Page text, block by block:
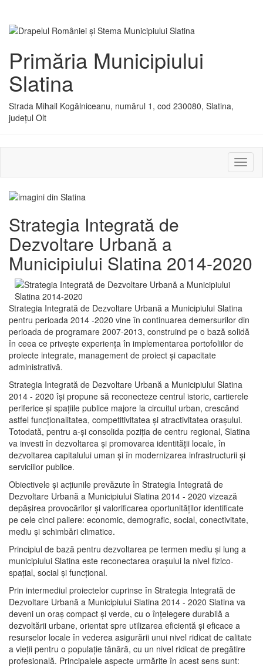
Primăria Municipiului
Slatina
Strada Mihail Kogălniceanu, numărul 1, cod 230080, Slatina,
județul Olt
sau
Strategia Integrată de
Dezvoltare Urbană a
Municipiului Slatina 2014-2020
Strategia Integrată de Dezvoltare Urbană a Municipiului Slatina
pentru perioada 2014 -2020 vine în continuarea demersurilor din
perioada de programare 2007-2013, construind pe o bază solidă
în ceea ce priveşte experienţa în implementarea portofoliilor de
proiecte integrate, management de proiect și capacitate
administrativă.
Strategia Integrată de Dezvoltare Urbană a Municipiului Slatina
2014 - 2020 își propune să reconecteze centrul istoric, cartierele
periferice şi spaţiile publice majore la circuitul urban, crescând
astfel funcţionalitatea, competitivitatea şi atractivitatea oraşului.
Totodată, pentru a-şi consolida poziţia de centru regional, Slatina
va investi în dezvoltarea şi promovarea identităţii locale, în
dezvoltarea capitalului uman şi în modernizarea infrastructurii şi
serviciilor publice.
Obiectivele şi acţiunile prevăzute în Strategia Integrată de
Dezvoltare Urbană a Municipiului Slatina 2014 - 2020 vizează
depășirea provocărilor şi valorificarea oportunităţilor identificate
pe cele cinci paliere: economic, demografic, social, conectivitate,
mediu şi schimbări climatice.
Principiul de bază pentru dezvoltarea pe termen mediu şi lung a
municipiului Slatina este reconectarea oraşului la nivel fizico-
spaţial, social şi funcţional.
Prin intermediul proiectelor cuprinse în Strategia Integrată de
Dezvoltare Urbană a Municipiului Slatina 2014 - 2020 Slatina va
deveni un oraş compact şi verde, cu o înţelegere durabilă a
dezvoltării urbane, orientat spre utilizarea eficientă şi eficace a
resurselor locale în vederea asigurării unui nivel ridicat de calitate
a vieţii pentru o populaţie tânără, cu un nivel ridicat de pregătire
profesională. Principalele aspecte urmărite în acest sens sunt: